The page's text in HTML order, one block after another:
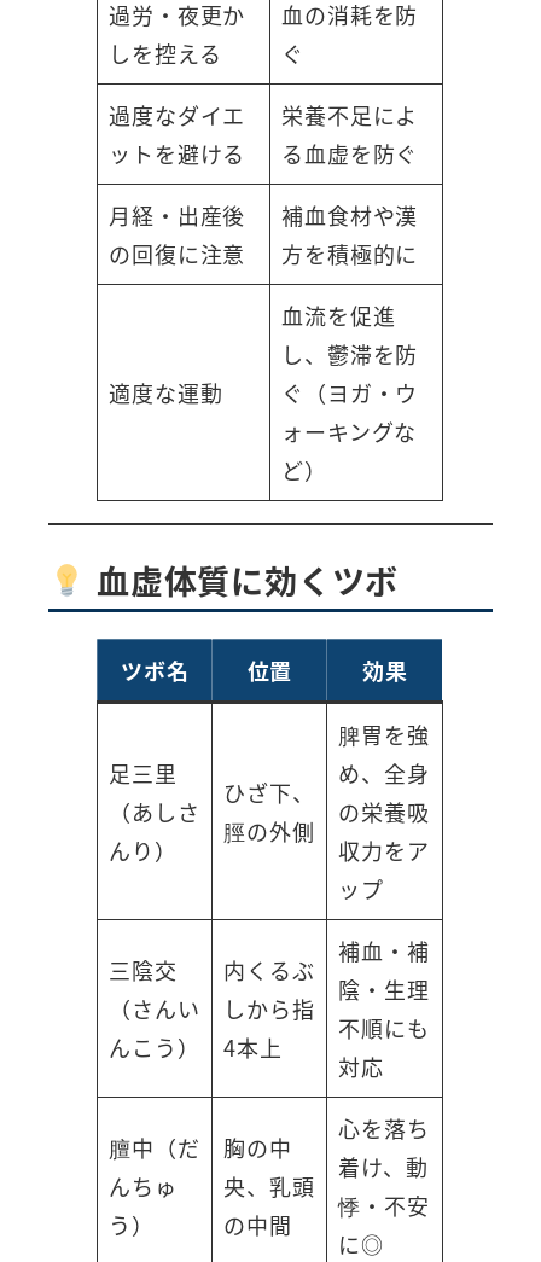
過労・夜更か
しを控える
血の消耗を防
ぐ
過度なダイエ
ットを避ける
栄養不足によ
る血虚を防ぐ
月経・出産後
の回復に注意
補血食材や漢
方を積極的に
適度な運動
血流を促進
し、鬱滞を防
ぐ（ヨガ・ウ
ォーキングな
ど）
血虚体質に効くツボ
ツボ名 位置 効果
足三里
（あしさ
んり）
ひざ下、
脛の外側
脾胃を強
め、全身
の栄養吸
収力をア
ップ
三陰交
（さんい
んこう）
内くるぶ
しから指
4本上
補血・補
陰・生理
不順にも
対応
膻中（だ
んちゅ
う）
胸の中
央、乳頭
の中間
心を落ち
着け、動
悸・不安
に◎